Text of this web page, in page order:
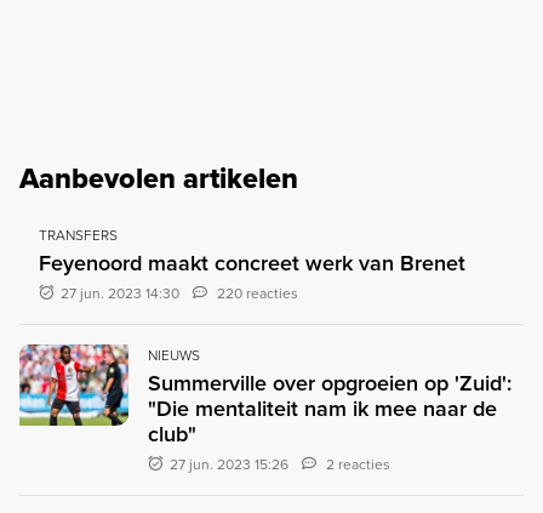
Aanbevolen artikelen
TRANSFERS
Feyenoord maakt concreet werk van Brenet
27 jun. 2023 14:30 220 reacties
NIEUWS
Summerville over opgroeien op 'Zuid':
"Die mentaliteit nam ik mee naar de
club"
27 jun. 2023 15:26 2 reacties